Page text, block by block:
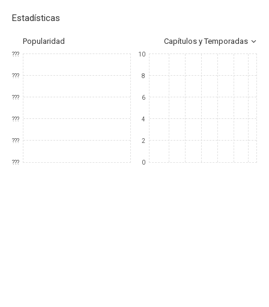
Estadísticas
Popularidad Capítulos y Temporadas
???
???
???
???
???
???
10
8
6
4
2
0